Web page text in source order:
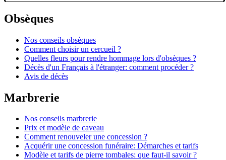
Obsèques
Nos conseils obsèques
Comment choisir un cercueil ?
Quelles fleurs pour rendre hommage lors d'obsèques ?
Décès d'un Français à l'étranger: comment procéder ?
Avis de décès
Marbrerie
Nos conseils marbrerie
Prix et modèle de caveau
Comment renouveler une concession ?
Acquérir une concession funéraire: Démarches et tarifs
Modèle et tarifs de pierre tombales: que faut-il savoir ?